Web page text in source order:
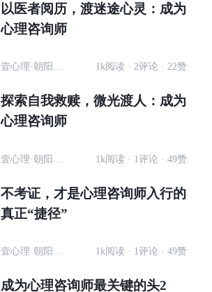
以医者阅历，渡迷途心灵：成为
心理咨询师
1k阅读 · 2评论 · 22赞
探索自我救赎，微光渡人：成为
心理咨询师
1k阅读 · 1评论 · 49赞
不考证，才是心理咨询师入行的
真正“捷径”
壹心理·朝阳计划-优秀学员 1k阅读 · 1评论 · 49赞
成为心理咨询师最关键的头2